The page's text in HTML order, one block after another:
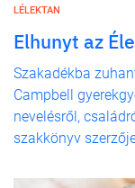
LÉLEKTAN
Elhunyt az
Szakadékba
Campbell
nevelésről,
szakkönyv